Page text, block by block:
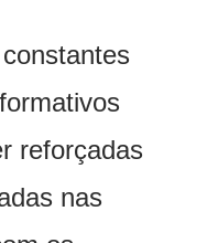
reforçadas
nas